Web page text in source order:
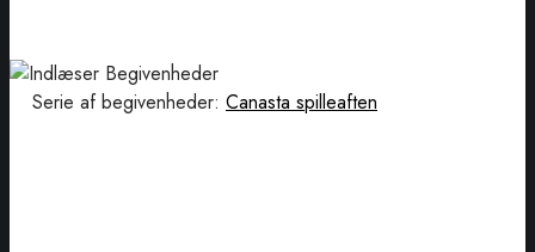
Serie af begivenheder: Canasta spilleaften